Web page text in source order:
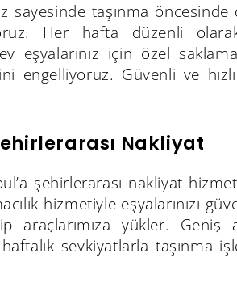
taşınma öncesinde
Her hafta düzenli
eşyalarınız için özel
engelliyoruz. Güvenli ve
Nakliyat
şehirlerarası nakliyat
hizmetiyle eşyalarınızı
araçlarımıza yükler.
haftalık sevkiyatlarla